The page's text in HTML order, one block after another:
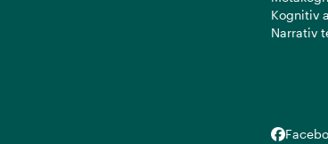
Kognitiv
Narrativ
Facebook